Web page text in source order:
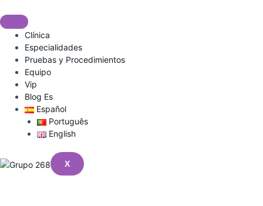
al
contenidoClínica
Especialidades
Pruebas y Procedimientos
Equipo
Vip
Blog Es
Español
Português
English
X